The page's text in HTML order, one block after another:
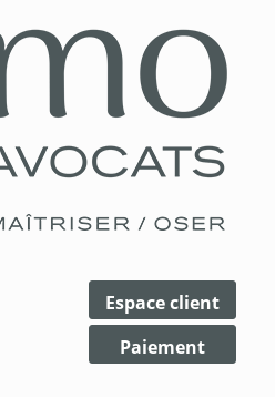
Espace client
Paiement